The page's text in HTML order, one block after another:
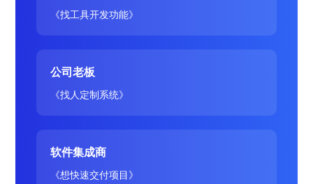
《找工具开发功能》
公司老板
《找人定制系统》
软件集成商
《想快速交付项目》